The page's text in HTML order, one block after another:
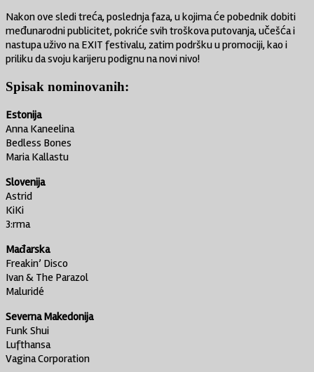
Nakon ove sledi treća, poslednja faza, u kojima će pobednik dobiti
međunarodni publicitet, pokriće svih troškova putovanja, učešća i
nastupa uživo na EXIT festivalu, zatim podršku u promociji, kao i
priliku da svoju karijeru podignu na novi nivo!
Spisak nominovanih:
Estonija
Anna Kaneelina
Bedless Bones
Maria Kallastu
Slovenija
Astrid
KiKi
3:rma
Mađarska
Freakin’ Disco
Ivan & The Parazol
Maluridé
Severna Makedonija
Funk Shui
Lufthansa
Vagina Corporation